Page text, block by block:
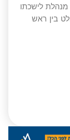
לישכתו
בין ראש